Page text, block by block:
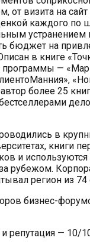
от визита на
каждого по
устранением
бюджет на
в книге
программы —
более 25
в
книги
и используются
рубежом.
регион из 74
бизнес-
и репутация — 10/